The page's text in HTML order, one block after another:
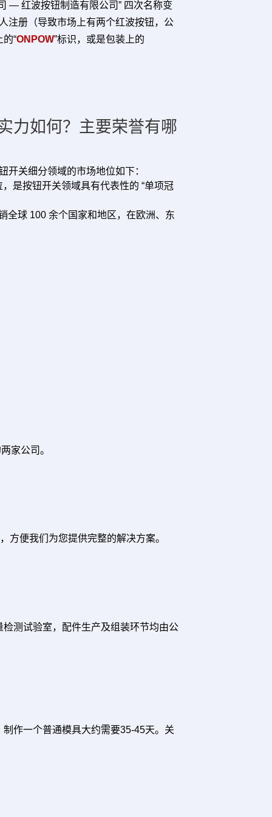
— 红波按钮制造有限公司” 四次名称变
注册（导致市场上有两个红波按钮，公
“ONPOW”标识，或是包装上的
力如何？主要荣誉有哪
开关细分领域的市场地位如下：
是按钮开关领域具有代表性的 “单项冠
全球 100 余个国家和地区，在欧洲、东
家公司。
方便我们为您提供完整的解决方案。
测试验室，配件生产及组装环节均由公
作一个普通模具大约需要35-45天。关